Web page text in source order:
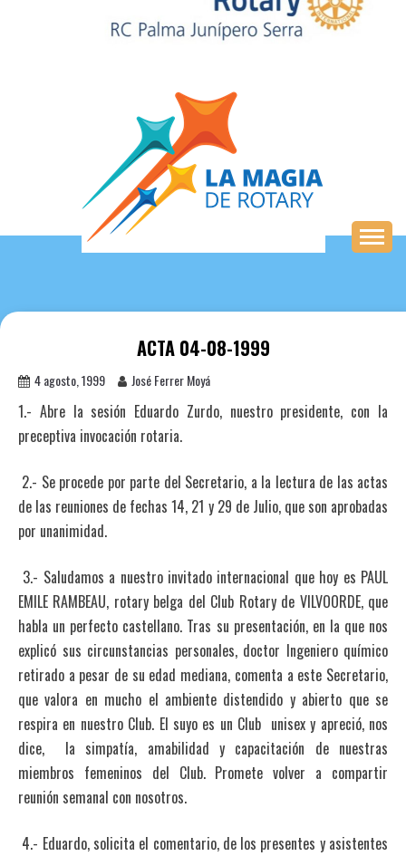
ACTA 04-08-1999
4 agosto, 1999 José Ferrer Moyá
1.- Abre la sesión Eduardo Zurdo, nuestro presidente, con la
preceptiva invocación rotaria.
2.- Se procede por parte del Secretario, a la lectura de las actas
de las reuniones de fechas 14, 21 y 29 de Julio, que son aprobadas
por unanimidad.
3.- Saludamos a nuestro invitado internacional que hoy es PAUL
EMILE RAMBEAU, rotary belga del Club Rotary de VILVOORDE, que
habla un perfecto castellano. Tras su presentación, en la que nos
explicó sus circunstancias personales, doctor Ingeniero químico
retirado a pesar de su edad mediana, comenta a este Secretario,
que valora en mucho el ambiente distendido y abierto que se
respira en nuestro Club. El suyo es un Club unisex y apreció, nos
dice, la simpatía, amabilidad y capacitación de nuestras
miembros femeninos del Club. Promete volver a compartir
reunión semanal con nosotros.
4.- Eduardo, solicita el comentario, de los presentes y asistentes